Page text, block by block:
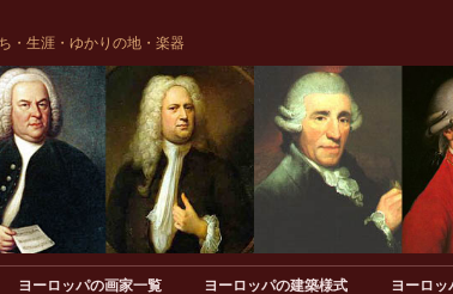
・生涯・ゆかりの地・楽器
ヨーロッパの画家一覧 ヨーロッパの建築様式 ヨーロッ